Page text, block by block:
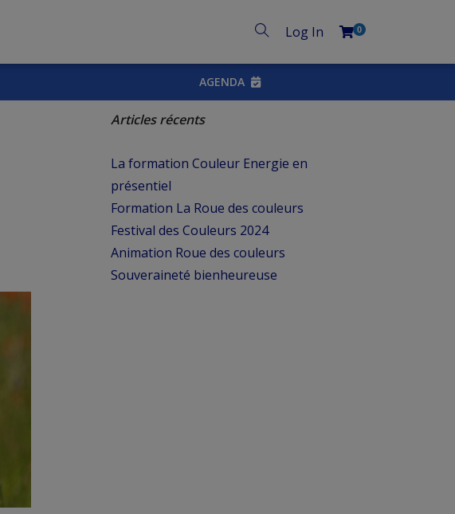
Log In 0
AGENDA
Articles récents
La formation Couleur Energie en
présentiel
Formation La Roue des couleurs
Festival des Couleurs 2024
Animation Roue des couleurs
Souveraineté bienheureuse